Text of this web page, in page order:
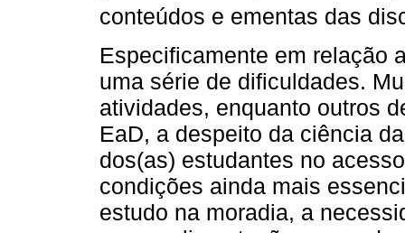
conteúdos e ementas das
Especificamente em relação
uma série de dificuldades.
atividades, enquanto outros
EaD, a despeito da ciência
dos(as) estudantes no
condições ainda mais
estudo na moradia, a